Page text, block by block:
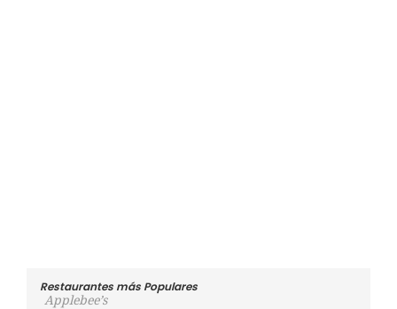
Restaurantes más Populares
Applebee’s